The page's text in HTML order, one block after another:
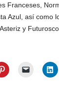
Franceses,
Azul, así como
y